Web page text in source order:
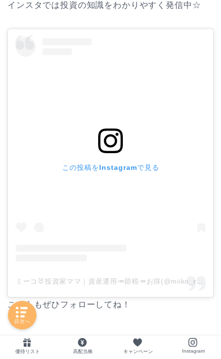
インスタでは投資の知識をわかりやすく発信中☆
この投稿をInstagramで見る
こちらもぜひフォローしてね！
優待リスト 高配当株 キャンペーン Instagram
目次へ